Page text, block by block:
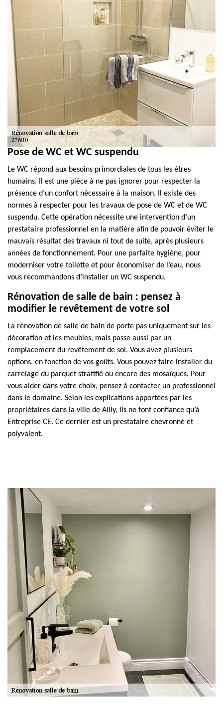
Pose de WC et WC suspendu
Le WC répond aux besoins primordiales de tous les êtres
humains. Il est une pièce à ne pas ignorer pour respecter la
présence d’un confort nécessaire à la maison. Il existe des
normes à respecter pour les travaux de pose de WC et de WC
suspendu. Cette opération nécessite une intervention d’un
prestataire professionnel en la matière afin de pouvoir éviter le
mauvais résultat des travaux ni tout de suite, après plusieurs
années de fonctionnement. Pour une parfaite hygiène, pour
moderniser votre toilette et pour économiser de l’eau, nous
vous recommandons d’installer un WC suspendu.
Rénovation de salle de bain : pensez à
modifier le revêtement de votre sol
La rénovation de salle de bain de porte pas uniquement sur les
décoration et les meubles, mais passe aussi par un
remplacement du revêtement de sol. Vous avez plusieurs
options, en fonction de vos goûts. Vous pouvez faire installer du
carrelage du parquet stratifié ou encore des mosaïques. Pour
vous aider dans votre choix, pensez à contacter un professionnel
dans le domaine. Selon les explications apportées par les
propriétaires dans la ville de Ailly, ils ne font confiance qu’à
Entreprise CE. Ce dernier est un prestataire chevronné et
polyvalent.